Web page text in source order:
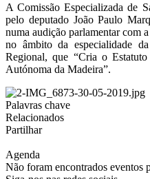
A Comissão Especializada de
pelo deputado João Paulo
numa audição parlamentar com
no âmbito da especialidade
Regional, que “Cria o
Autónoma da Madeira”.
Palavras chave
Relacionados
Partilhar
Agenda
Não foram encontrados eventos